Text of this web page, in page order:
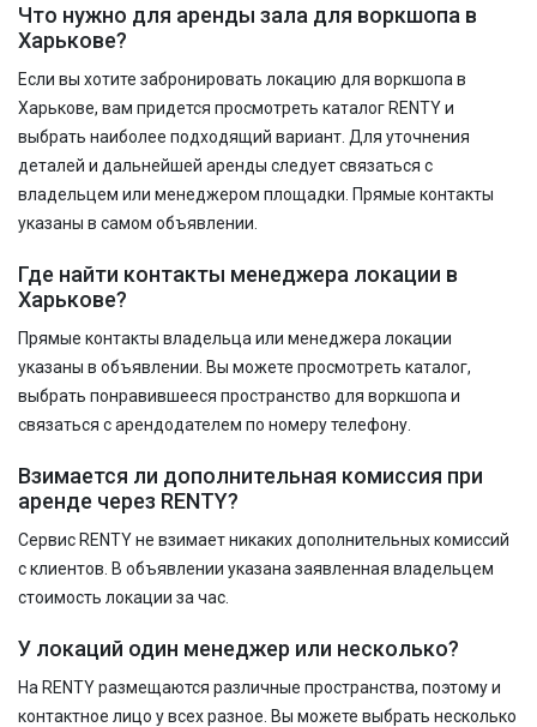
Что нужно для аренды зала для воркшопа в
Харькове?
Если вы хотите забронировать локацию для воркшопа в
Харькове, вам придется просмотреть каталог RENTY и
выбрать наиболее подходящий вариант. Для уточнения
деталей и дальнейшей аренды следует связаться с
владельцем или менеджером площадки. Прямые контакты
указаны в самом объявлении.
Где найти контакты менеджера локации в
Харькове?
Прямые контакты владельца или менеджера локации
указаны в объявлении. Вы можете просмотреть каталог,
выбрать понравившееся пространство для воркшопа и
связаться с арендодателем по номеру телефону.
Взимается ли дополнительная комиссия при
аренде через RENTY?
Сервис RENTY не взимает никаких дополнительных комиссий
с клиентов. В объявлении указана заявленная владельцем
стоимость локации за час.
У локаций один менеджер или несколько?
На RENTY размещаются различные пространства, поэтому и
контактное лицо у всех разное. Вы можете выбрать несколько